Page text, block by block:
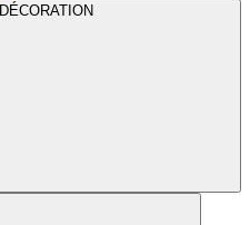
DÉCORATION